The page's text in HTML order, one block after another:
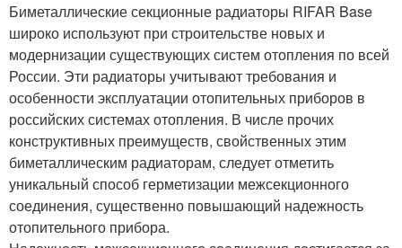
Биметаллические секционные радиаторы RIFAR Base
широко используют при строительстве новых и
модернизации существующих систем отопления по всей
России. Эти радиаторы учитывают требования и
особенности эксплуатации отопительных приборов в
российских системах отопления. В числе прочих
конструктивных преимуществ, свойственных этим
биметаллическим радиаторам, следует отметить
уникальный способ герметизации межсекционного
соединения, существенно повышающий надежность
отопительного прибора.